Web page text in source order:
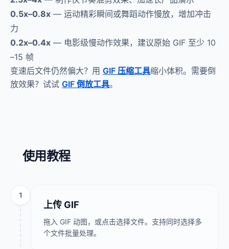
0.5x–0.8x — 运动精彩瞬间或舞蹈动作慢放，增加冲击
力
0.2x–0.4x — 电影级慢动作效果，建议原始 GIF 至少 10
–15 帧
变速后文件仍然偏大？用 GIF 压缩工具缩小体积。需要倒
放效果？试试 GIF 倒放工具。
使用教程
1
上传 GIF
拖入 GIF 动图，或点击选择文件。支持同时选择多
个文件批量处理。